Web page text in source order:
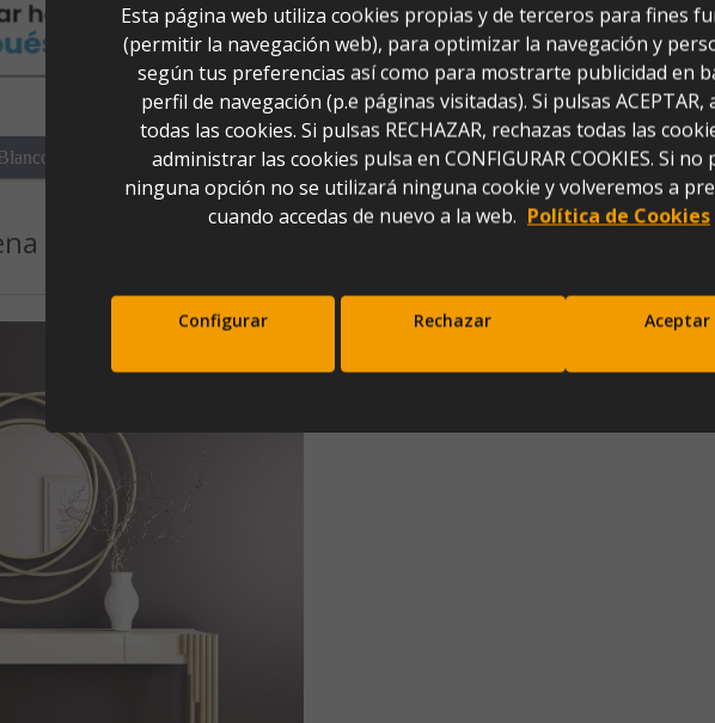
Arena R27 1 Cajón (120x40x80)
R27 1 Cajón (120x40x80)
Subscríbete a nuestra newsletter y
Esta página web utiliza cookies propias y de terceros para fines
(permitir la navegación web), para optimizar la navegación y
según tus preferencias así como para mostrarte publicidad en
perfil de navegación (p.e páginas visitadas). Si pulsas ACEPTAR,
todas las cookies. Si pulsas RECHAZAR, rechazas todas las
administrar las cookies pulsa en CONFIGURAR COOKIES. Si no
ninguna opción no se utilizará ninguna cookie y volveremos a
cuando accedas de nuevo a la web. Política de Cookies
Configurar Rechazar Aceptar